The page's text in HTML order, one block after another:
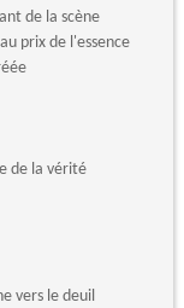
de la scène
prix de l'essence
de la vérité
vers le deuil